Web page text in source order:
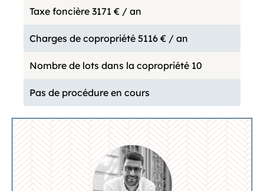
Taxe foncière 3171 € / an
Charges de copropriété 5116 € / an
Nombre de lots dans la copropriété 10
Pas de procédure en cours